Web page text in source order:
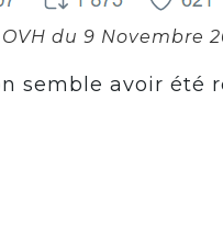
du 9 Novembre
semble avoir été